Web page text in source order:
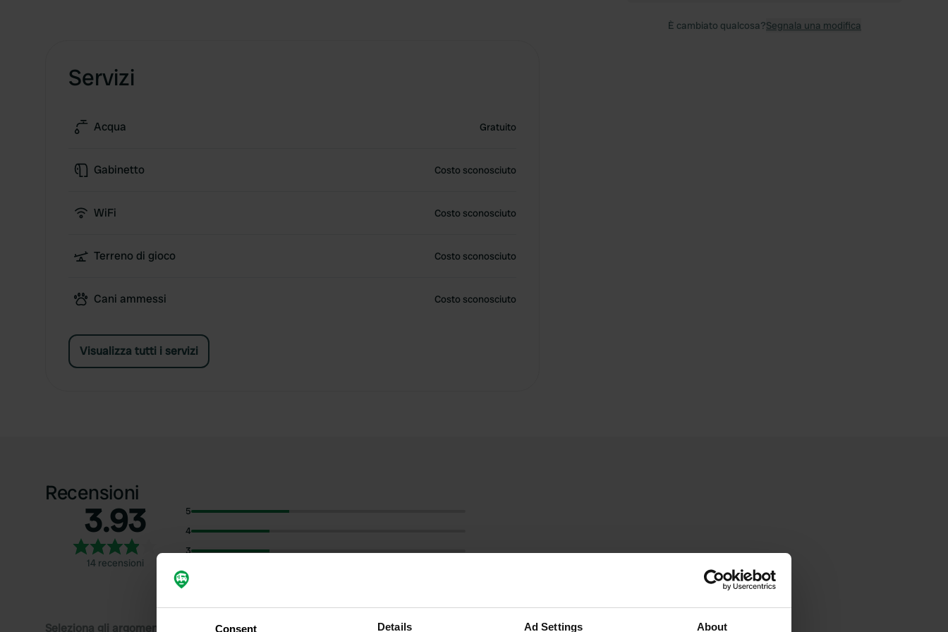
Consent Details Ad Settings About
Servizi
Acqua Gratuito
Gabinetto Costo sconosciuto
WiFi Costo sconosciuto
Terreno di gioco Costo sconosciuto
Cani ammessi Costo sconosciuto
Visualizza tutti i servizi
È cambiato qualcosa?Segnala una modifica
Recensioni
3.93
14 recensioni
5
4
3
2
1
Seleziona gli argomenti di cui desideri leggere le recensioni: